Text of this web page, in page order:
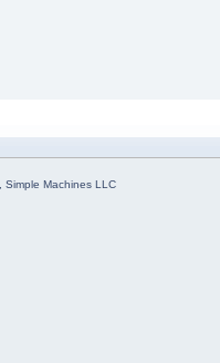
Machines LLC